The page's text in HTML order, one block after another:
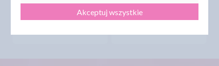
cena:12,50 zł
DO KOSZYKA
cena:10,20 zł
DO KOSZYKA
Akceptuj wszystkie